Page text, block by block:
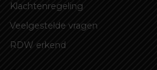
Klachtenregeling
Veelgestelde vragen
RDW erkend